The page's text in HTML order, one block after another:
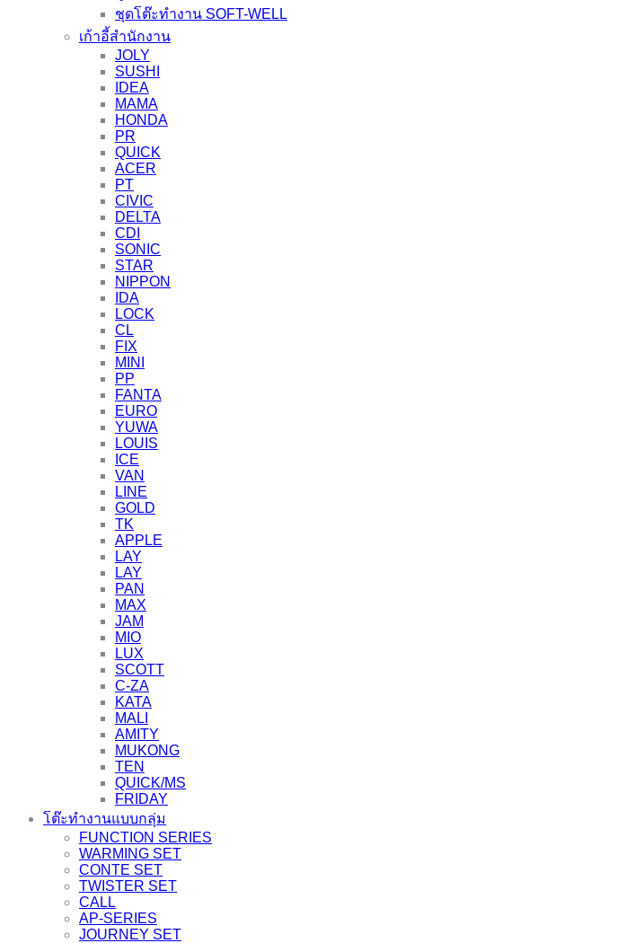
ชุดโต๊ะทำงาน SOFT-WELL
เก้าอี้สำนักงาน
JOLY
SUSHI
IDEA
MAMA
HONDA
PR
QUICK
ACER
PT
CIVIC
DELTA
CDI
SONIC
STAR
NIPPON
IDA
LOCK
CL
FIX
MINI
PP
FANTA
EURO
YUWA
LOUIS
ICE
VAN
LINE
GOLD
TK
APPLE
LAY
LAY
PAN
MAX
JAM
MIO
LUX
SCOTT
C-ZA
KATA
MALI
AMITY
MUKONG
TEN
QUICK/MS
FRIDAY
โต๊ะทำงานแบบกลุ่ม
FUNCTION SERIES
WARMING SET
CONTE SET
TWISTER SET
CALL
AP-SERIES
JOURNEY SET